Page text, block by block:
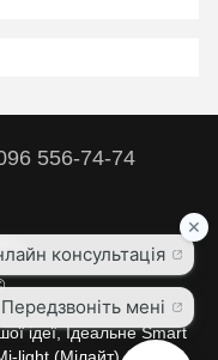
556-74-74
ідеї, Ідеальне Smart